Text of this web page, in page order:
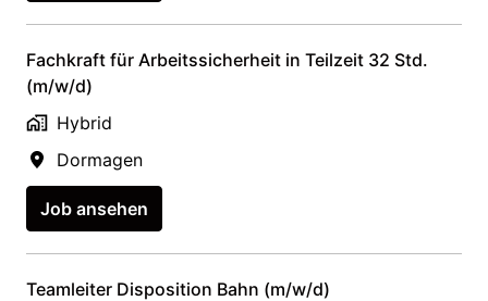
Fachkraft für Arbeitssicherheit in Teilzeit 32 Std.
(m/w/d)
Hybrid
Dormagen
Job ansehen
Teamleiter Disposition Bahn (m/w/d)